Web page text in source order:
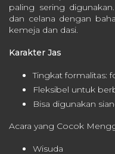
paling sering
dan celana dengan
kemeja dan dasi.
Karakter Jas
Tingkat formalitas:
Fleksibel untuk
Bisa digunakan
Acara yang Cocok
Wisuda